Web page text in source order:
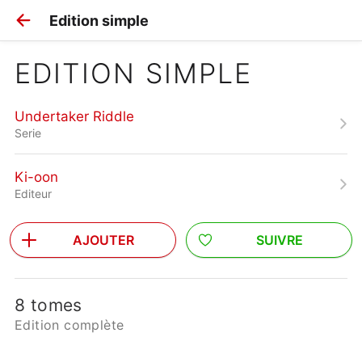
Edition simple
EDITION SIMPLE
Undertaker Riddle
Serie
Ki-oon
Editeur
AJOUTER SUIVRE
8 tomes
Edition complète